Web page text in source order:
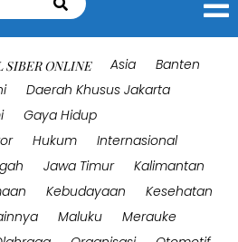
SIBER ONLINE Asia
Banten
Daerah Khusus Jakarta
Gaya Hidup
Hukum
Internasional
Jawa Timur
Kalimantan
Kebudayaan
Kesehatan
Maluku
Merauke